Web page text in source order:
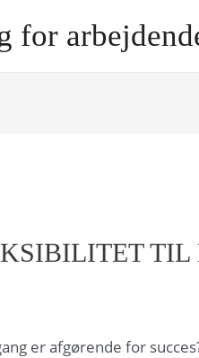
for
er afgørende for